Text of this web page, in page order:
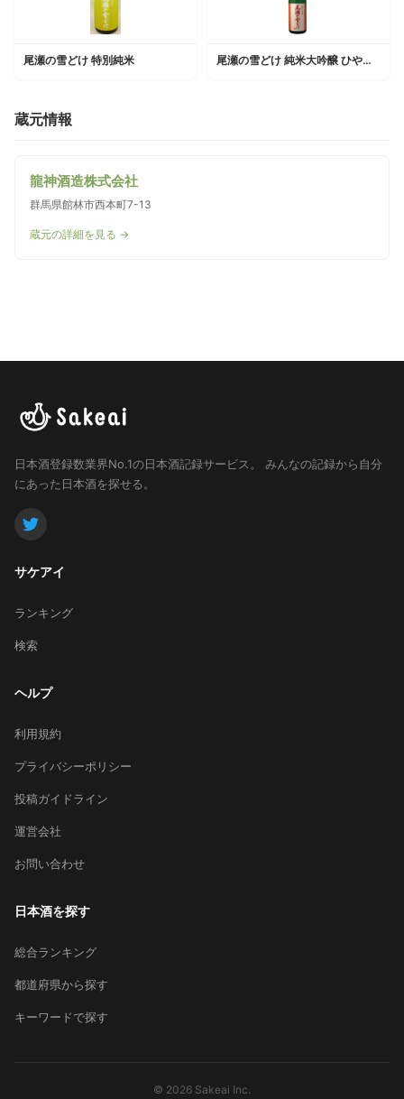
尾瀬の雪どけ 特別純米 尾瀬の雪どけ 純米大吟醸 ひやおろし
蔵元情報
龍神酒造株式会社
群馬県館林市西本町7-13
蔵元の詳細を見る →
日本酒登録数業界No.1の日本酒記録サービス。
みんなの記録から自分
にあった日本酒を探せる。
サケアイ
ランキング
検索
ヘルプ
利用規約
プライバシーポリシー
投稿ガイドライン
運営会社
お問い合わせ
日本酒を探す
総合ランキング
都道府県から探す
キーワードで探す
© 2026 Sakeai Inc.